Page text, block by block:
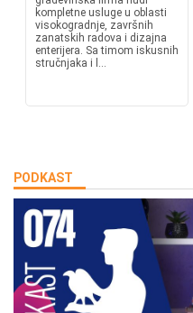
kompletne usluge u oblasti
visokogradnje, završnih
zanatskih radova i dizajna
enterijera. Sa timom iskusnih
stručnjaka i l...
PODKAST